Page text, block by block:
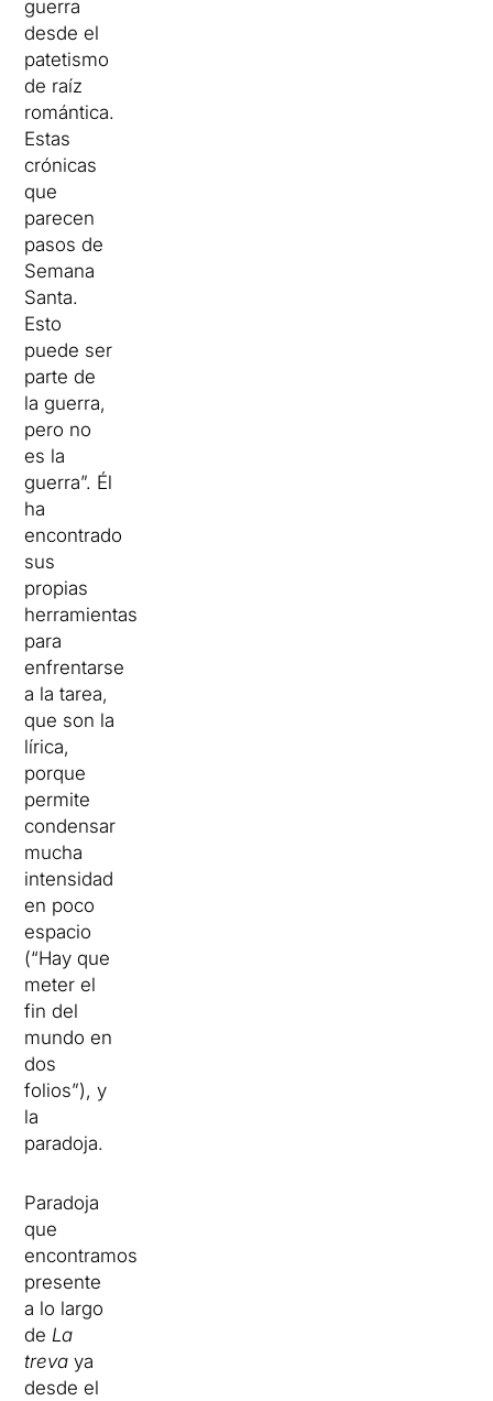
guerra
desde el
patetismo
de raíz
romántica.
Estas
crónicas
que
parecen
pasos de
Semana
Santa.
Esto
puede ser
parte de
la guerra,
pero no
es la
guerra”. Él
ha
encontrado
sus
propias
herramientas
para
enfrentarse
a la tarea,
que son la
lírica,
porque
permite
condensar
mucha
intensidad
en poco
espacio
(“Hay que
meter el
fin del
mundo en
dos
folios”), y
la
paradoja.
Paradoja
que
encontramos
presente
a lo largo
de La
trevaya
desde el